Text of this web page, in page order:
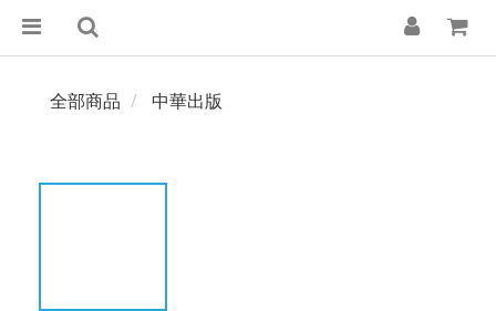
全部商品 中華出版